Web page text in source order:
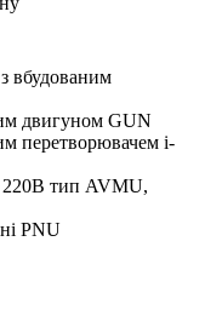
вбудованим
двигуном GUN
перетворювачем i-
220B тип AVMU,
PNU